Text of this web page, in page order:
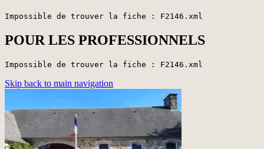
Impossible de trouver la fiche : F2146.xml
POUR LES PROFESSIONNELS
Impossible de trouver la fiche : F2146.xml
Skip back to main navigation